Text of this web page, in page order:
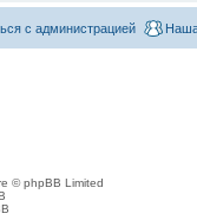
с администрацией
© phpBB Limited